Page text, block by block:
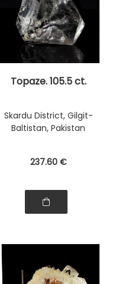
Topaze. 105.5 ct.
Skardu District, Gilgit-
Baltistan, Pakistan
237.60 €